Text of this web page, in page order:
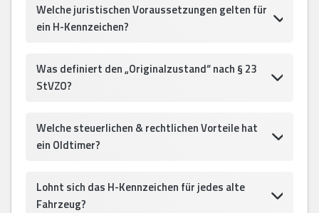
Welche juristischen Voraussetzungen gelten für
ein H-Kennzeichen?
Was definiert den „Originalzustand“ nach § 23
StVZO?
Welche steuerlichen & rechtlichen Vorteile hat
ein Oldtimer?
Lohnt sich das H-Kennzeichen für jedes alte
Fahrzeug?